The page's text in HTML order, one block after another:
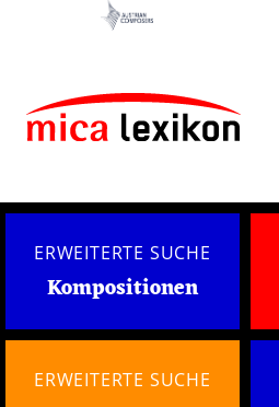
ERWEITERTE SUCHE
Kompositionen
ERWEITERTE SUCHE